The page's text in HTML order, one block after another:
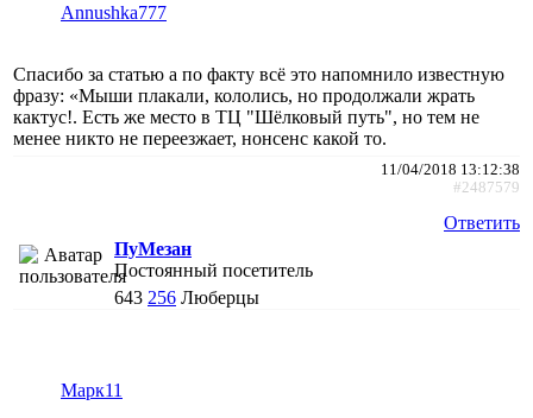
Annushka777
Спасибо за статью а по факту всё это напомнило известную
фразу: «Мыши плакали, кололись, но продолжали жрать
кактус!. Есть же место в ТЦ "Шёлковый путь", но тем не
менее никто не переезжает, нонсенс какой то.
11/04/2018 13:12:38
#2487579
Ответить
ПуМезан
Постоянный посетитель
643 256 Люберцы
Марк11